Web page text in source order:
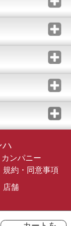
ンパニー
規約・同意事項
店舗
Reserved.